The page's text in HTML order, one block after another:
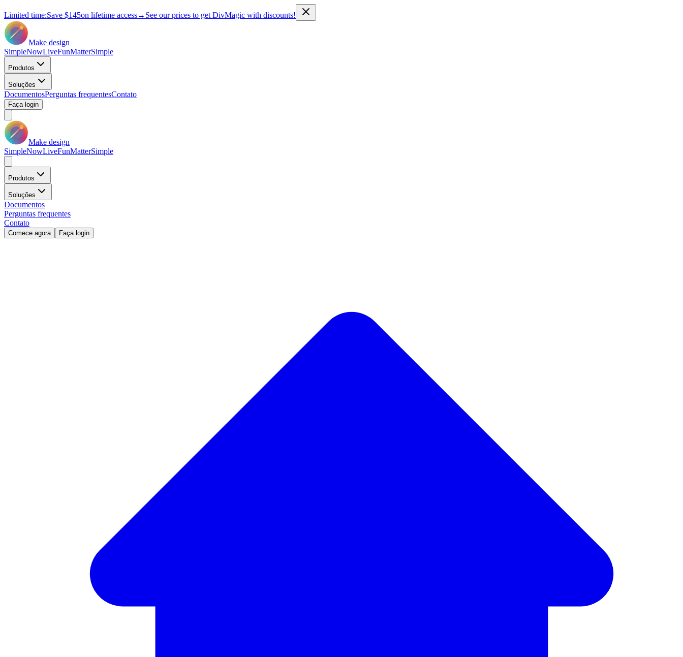
Limited time:Save $145on lifetime access→ See our prices to get DivMagic with discounts!
Make design
SimpleNowLiveFunMatterSimple
Produtos
Soluções
DocumentosPerguntas frequentesContato
Faça login
Make design
SimpleNowLiveFunMatterSimple
Produtos
Soluções
Documentos
Perguntas frequentes
Contato
Comece agora Faça login